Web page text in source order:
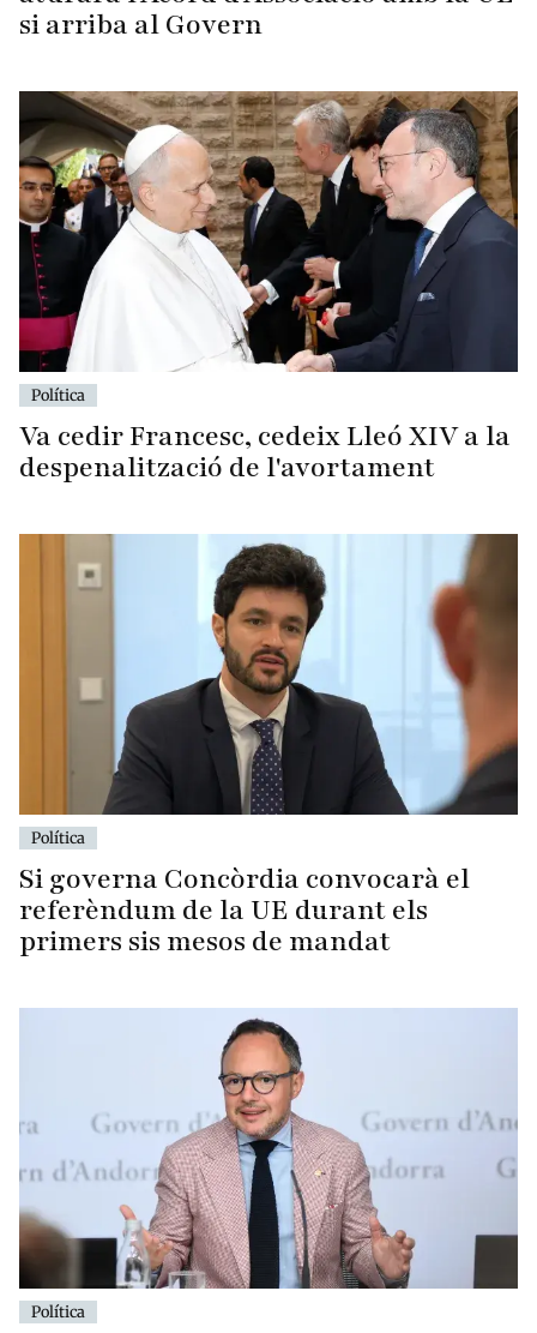
si arriba al Govern
Política
Va cedir Francesc, cedeix Lleó XIV a la
despenalització de l'avortament
Política
Si governa Concòrdia convocarà el
referèndum de la UE durant els
primers sis mesos de mandat
Política